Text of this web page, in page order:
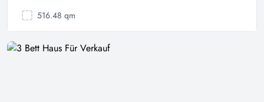
516.48 qm